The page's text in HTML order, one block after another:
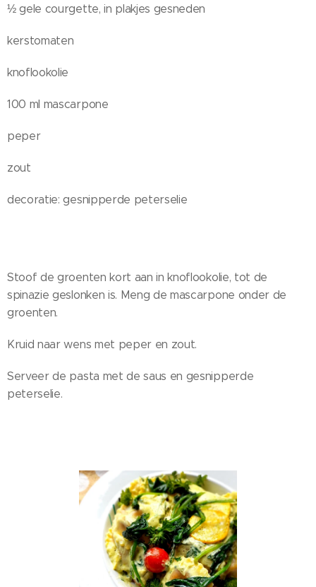
½ gele courgette, in plakjes gesneden
kerstomaten
knoflookolie
100 ml mascarpone
peper
zout
decoratie: gesnipperde peterselie
Stoof de groenten kort aan in knoflookolie, tot de
spinazie geslonken is. Meng de mascarpone onder de
groenten.
Kruid naar wens met peper en zout.
Serveer de pasta met de saus en gesnipperde
peterselie.